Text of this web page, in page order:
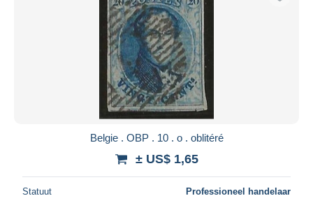
Belgie . OBP . 10 . o . oblitéré
± US$ 1,65
Statuut Professioneel handelaar